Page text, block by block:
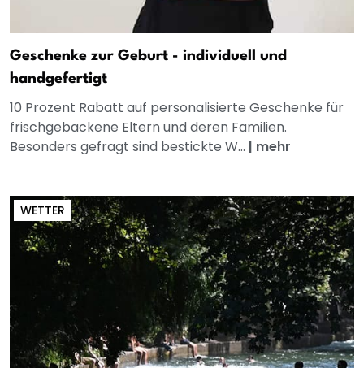
Geschenke zur Geburt - individuell und
handgefertigt
10 Prozent Rabatt auf personalisierte Geschenke für
frischgebackene Eltern und deren Familien.
Besonders gefragt sind bestickte W... | mehr
WETTER